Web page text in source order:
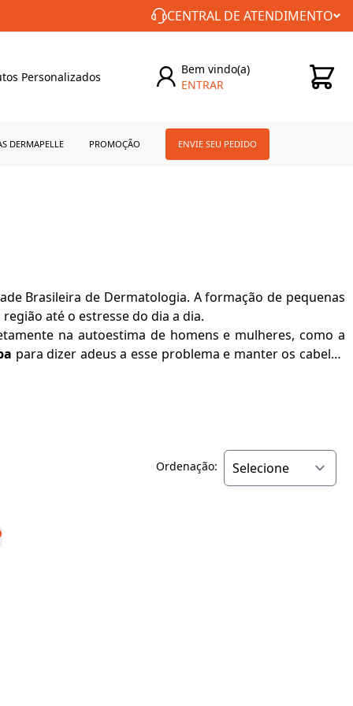
FRETE GRÁTIS PARA TODO BRASIL!
CENTRAL DE ATENDIMENTO
Personalizados
Bem vindo(a)
ENTRAR
DERMAPELLE PROMOÇÃO ENVIE SEU PEDIDO
Brasileira de Dermatologia. A formação de pequenas
até o estresse do dia a dia.
na autoestima de homens e mulheres, como a
para dizer adeus a esse problema e manter os cabelos
Ordenação: